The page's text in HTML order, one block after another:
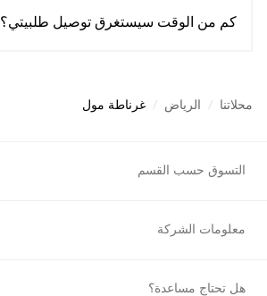
كم من الوقت سيستغرق توصيل طلبيتي؟
محلاتنا / الرياض / غرناطة مول
التسوق حسب القسم
معلومات الشركة
هل تحتاج مساعدة؟